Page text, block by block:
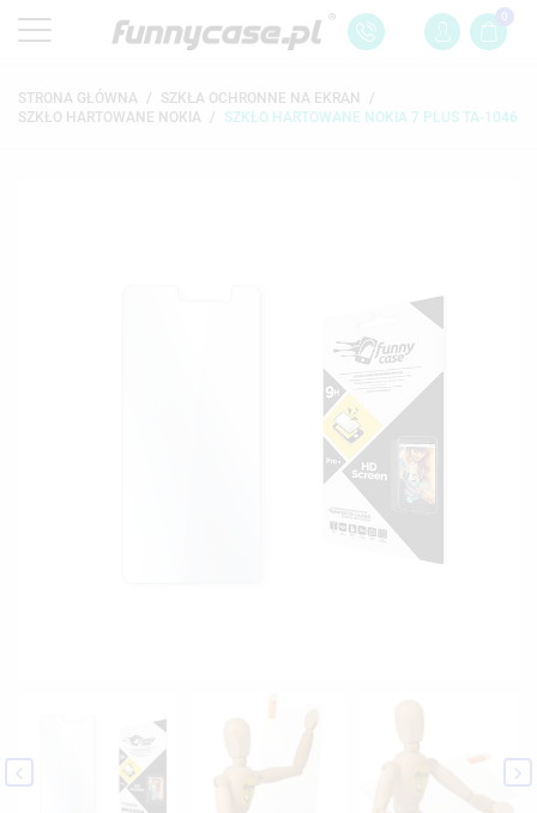
0
STRONA GŁÓWNA
SZKŁA OCHRONNE NA EKRAN
SZKŁO HARTOWANE NOKIA
SZKŁO HARTOWANE NOKIA 7 PLUS TA-1046
 